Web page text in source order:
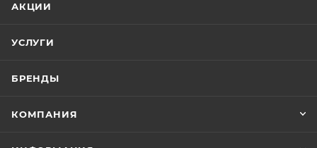
АКЦИИ
УСЛУГИ
БРЕНДЫ
КОМПАНИЯ